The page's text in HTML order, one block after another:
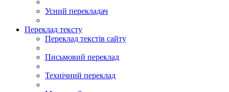
Усний перекладач
Переклад тексту
Переклад текстів сайту
Письмовий переклад
Технічний переклад